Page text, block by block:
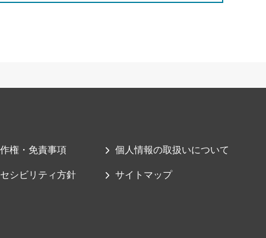
権・免責事項 個人情報の取扱いについて
シビリティ方針 サイトマップ